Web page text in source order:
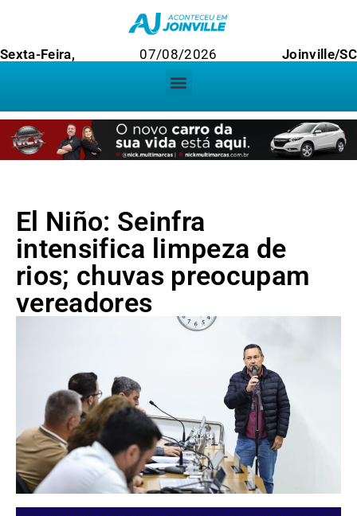
Sexta-Feira, 07/08/2026 Joinville/SC
El Niño: Seinfra
intensifica limpeza de
rios; chuvas preocupam
vereadores